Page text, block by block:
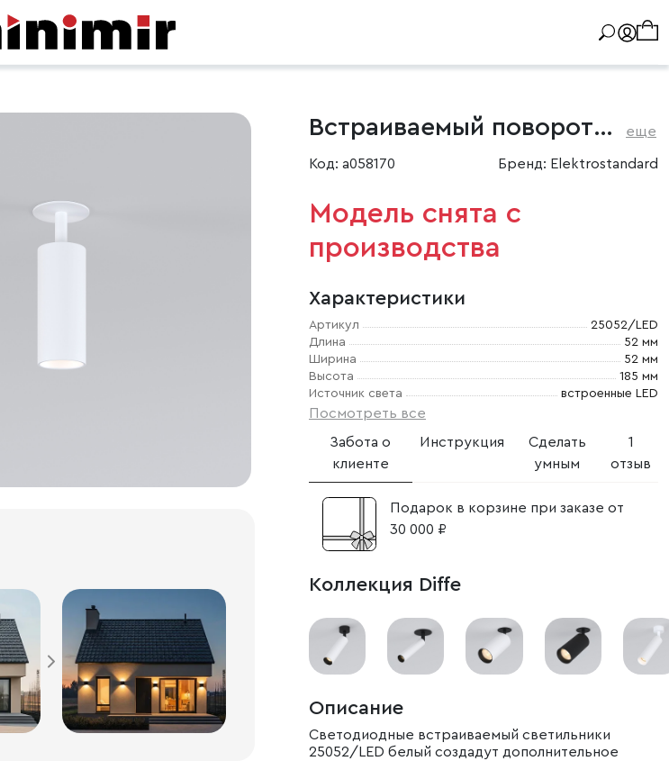
Встраиваемый поворотный светодиодный светильник Diffe еще
Код: a058170 Бренд: Elektrostandard
Модель снята с
производства
Характеристики
Артикул
25052/LED
Длина
52 мм
Ширина
52 мм
Высота
185 мм
Источник света
встроенные LED
Посмотреть все
Забота о
клиенте
Инструкция
Сделать
умным
1
отзыв
Подарок в корзине при заказе от
30 000 ₽
Коллекция Diffe
Описание
Светодиодные встраиваемый светильники
25052/LED белый создадут дополнительное